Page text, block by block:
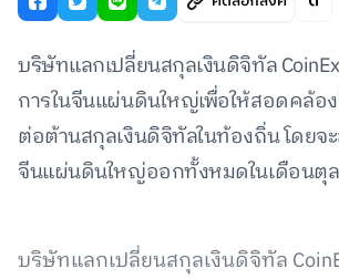
บริษัทแลกเปลี่ยนสกุลเงินดิจิทัล
การในจีนแผ่นดินใหญ่เพื่อให้สอดคล้อ
ต่อต้านสกุลเงินดิจิทัลในท้องถิ่น โดยจ
จีนแผ่นดินใหญ่ออกทั้งหมดในเดือนตุ
บริษัทแลกเปลี่ยนสกุลเงินดิจิทัล